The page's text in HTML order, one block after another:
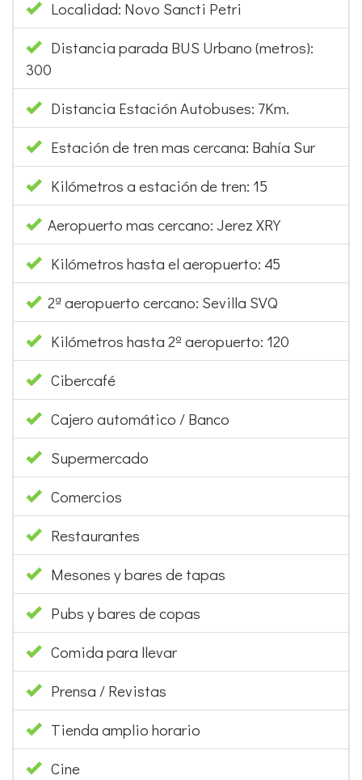
Localidad: Novo Sancti Petri
Distancia parada BUS Urbano (metros):
300
Distancia Estación Autobuses: 7Km.
Estación de tren mas cercana: Bahía Sur
Kilómetros a estación de tren: 15
Aeropuerto mas cercano: Jerez XRY
Kilómetros hasta el aeropuerto: 45
2ª aeropuerto cercano: Sevilla SVQ
Kilómetros hasta 2º aeropuerto: 120
Cibercafé
Cajero automático / Banco
Supermercado
Comercios
Restaurantes
Mesones y bares de tapas
Pubs y bares de copas
Comida para llevar
Prensa / Revistas
Tienda amplio horario
Cine